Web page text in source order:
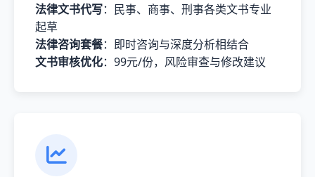
法律文书代写：民事、商事、刑事各类文书专业
起草
法律咨询套餐：即时咨询与深度分析相结合
文书审核优化：99元/份，风险审查与修改建议